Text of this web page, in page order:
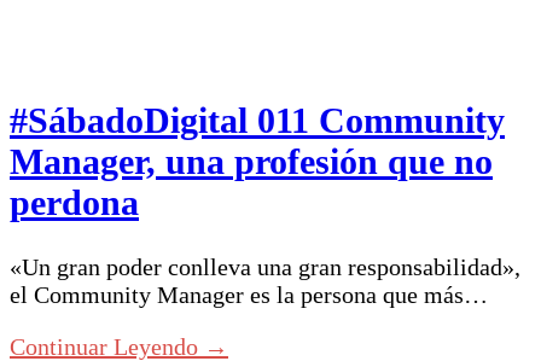
#SábadoDigital 011 Community
Manager, una profesión que no
perdona
«Un gran poder conlleva una gran responsabilidad»,
el Community Manager es la persona que más…
Continuar Leyendo →